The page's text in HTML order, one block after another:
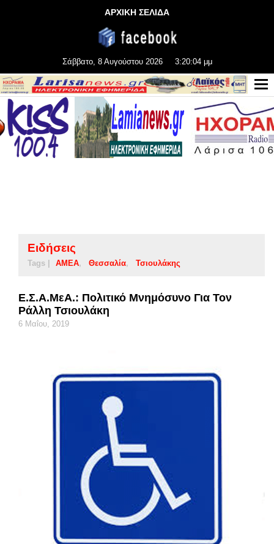
ΑΡΧΙΚΗ ΣΕΛΙΔΑ
Σάββατο, 8 Αυγούστου 2026 3:20:04 μμ
Ειδήσεις
Tags | ΑΜΕΑ Θεσσαλία Τσιουλάκης
Ε.Σ.Α.μεΑ.: Πολιτικό Μνημόσυνο Για Τον
Ράλλη Τσιουλάκη
6 Μαΐου, 2019